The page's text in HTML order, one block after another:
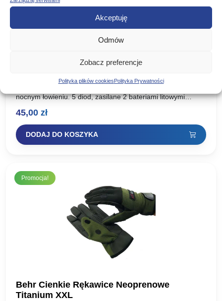
Akceptuję
Odmów
Zobacz preferencje
Polityka plików cookiesPolityka Prywatności
JAXON CZAPKA Z LATARKĄ W DASZKU
nocnym łowieniu. 5 diod, zasilane 2 bateriami litowymi
Nr….
45,00 zł
DODAJ DO KOSZYKA
Promocja!
Behr Cienkie Rękawice Neoprenowe
Titanium XXL